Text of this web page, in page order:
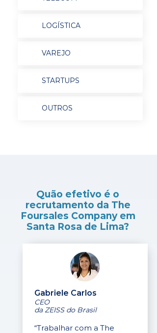
LOGÍSTICA
VAREJO
STARTUPS
OUTROS
Quão efetivo é o
recrutamento da The
Foursales Company em
Santa Rosa de Lima?
Gabriele Carlos
CEO
da ZEISS do Brasil
“Trabalhar com a The